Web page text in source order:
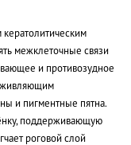
межклеточные связи
и противозудное
и пигментные пятна.
поддерживающую
роговой слой